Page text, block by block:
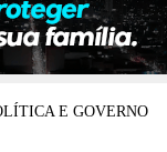
E GOVERNO